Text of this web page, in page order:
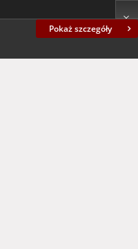
Pokaż szczegóły